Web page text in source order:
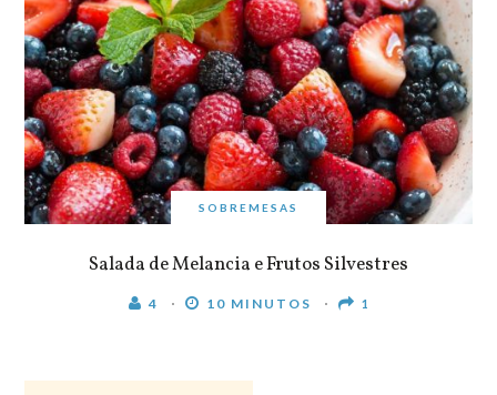
SOBREMESAS
Salada de Melancia e Frutos Silvestres
4 10 MINUTOS 1